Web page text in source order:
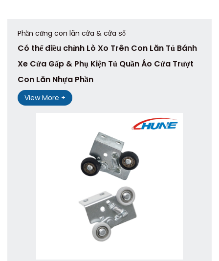
Phần cứng con lăn cửa & cửa sổ
Có thể điều chỉnh Lò Xo Trên Con Lăn Tủ Bánh
Xe Cửa Gấp & Phụ Kiện Tủ Quần Áo Cửa Trượt
Con Lăn Nhựa Phần
View More +